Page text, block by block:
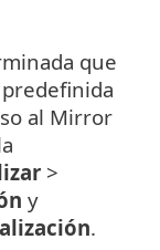
que
al Mirror
>
y
.